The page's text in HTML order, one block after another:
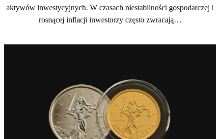
aktywów inwestycyjnych. W czasach niestabilności gospodarczej i
rosnącej inflacji inwestorzy często zwracają…